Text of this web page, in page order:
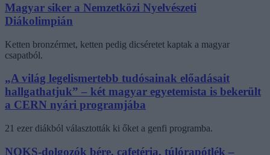
Magyar siker a Nemzetközi Nyelvészeti
Diákolimpián
Ketten bronzérmet, ketten pedig dicséretet kaptak a magyar
csapatból.
„A világ legelismertebb tudósainak előadásait
hallgathatjuk” – két magyar egyetemista is bekerült
a CERN nyári programjába
21 ezer diákból választották ki őket a genfi programba.
NOKS-dolgozók bére, cafetéria, túlórapótlék –